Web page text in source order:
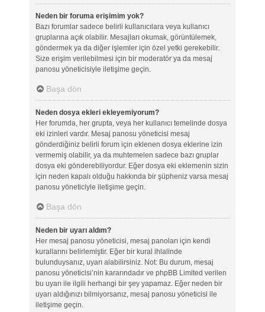
Neden bir foruma erişimim yok?
Bazı forumlar sadece belirli kullanıcılara veya kullanıcı
gruplarına açık olabilir. Mesajları okumak, görüntülemek,
göndermek ya da diğer işlemler için özel yetki gerekebilir.
Size erişim verilebilmesi için bir moderatör ya da mesaj
panosu yöneticisiyle iletişime geçin.
Başa dön
Neden dosya ekleri ekleyemiyorum?
Her forumda, her grupta, veya her kullanıcı temelinde dosya
eki izinleri vardır. Mesaj panosu yöneticisi mesaj
gönderdiğiniz belirli forum için eklenen dosya eklerine izin
vermemiş olabilir, ya da muhtemelen sadece bazı gruplar
dosya eki gönderebiliyordur. Eğer dosya eki eklemenin sizin
için neden kapalı olduğu hakkında bir şüpheniz varsa mesaj
panosu yöneticiyle iletişime geçin.
Başa dön
Neden bir uyarı aldım?
Her mesaj panosu yöneticisi, mesaj panoları için kendi
kurallarını belirlemiştir. Eğer bir kural ihlalinde
bulunduysanız, uyarı alabilirsiniz. Not: Bu durum, mesaj
panosu yöneticisi’nin kararındadır ve phpBB Limited verilen
bu uyarı ile ilgili herhangi bir şey yapamaz. Eğer neden bir
uyarı aldığınızı bilmiyorsanız, mesaj panosu yöneticisi ile
iletişime geçin.